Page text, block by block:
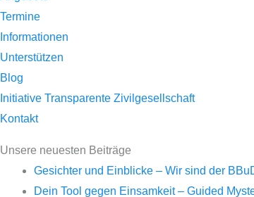
Termine
Informationen
Unterstützen
Blog
Initiative Transparente Zivilgesellschaft
Kontakt
Unsere neuesten Beiträge
Gesichter und Einblicke – Wir sind der
Dein Tool gegen Einsamkeit – Guided